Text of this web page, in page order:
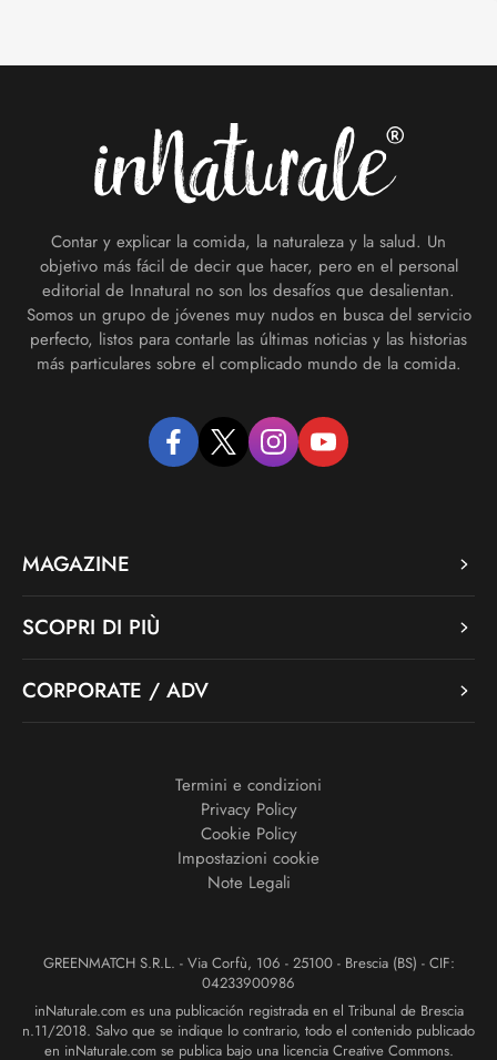
Contar y explicar la comida, la naturaleza y la salud. Un
objetivo más fácil de decir que hacer, pero en el personal
editorial de Innatural no son los desafíos que desalientan.
Somos un grupo de jóvenes muy nudos en busca del servicio
perfecto, listos para contarle las últimas noticias y las historias
más particulares sobre el complicado mundo de la comida.
facebooktwitter instagramyoutube
MAGAZINE
SCOPRI DI PIÙ
CORPORATE / ADV
Termini e condizioni
Privacy Policy
Cookie Policy
Impostazioni cookie
Note Legali
GREENMATCH S.R.L. - Via Corfù, 106 - 25100 - Brescia (BS) - CIF:
04233900986
inNaturale.com es una publicación registrada en el Tribunal de Brescia
n.11/2018. Salvo que se indique lo contrario, todo el contenido publicado
en inNaturale.com se publica bajo una licencia Creative Commons.